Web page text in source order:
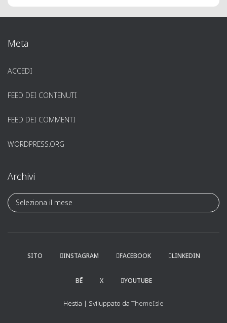
Meta
ACCEDI
FEED DEI CONTENUTI
FEED DEI COMMENTI
WORDPRESS.ORG
Archivi
A
r
h
SITO INSTAGRAM FACEBOOK LINKEDIN
BĒ X YOUTUBE
Hestia | Sviluppato da ThemeIsle